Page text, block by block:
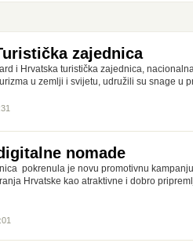
zajednica
i Hrvatska turistička zajednica,
u zemlji i svijetu, udružili su snage u
nomade
pokrenula je novu promotivnu
Hrvatske kao atraktivne i dobro